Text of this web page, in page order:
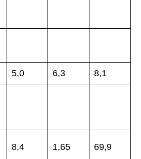
5,0 6,3 8,1
8,4 1,65 69,9